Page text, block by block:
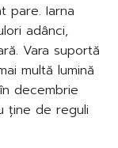
pare. Iarna
adânci,
Vara suportă
multă lumină
decembrie
ține de reguli